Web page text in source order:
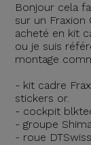
Bonjour cela
sur un Fraxion
acheté en kit
ou je suis
montage
- kit cadre
stickers or.
- cockpit
- groupe
- roue